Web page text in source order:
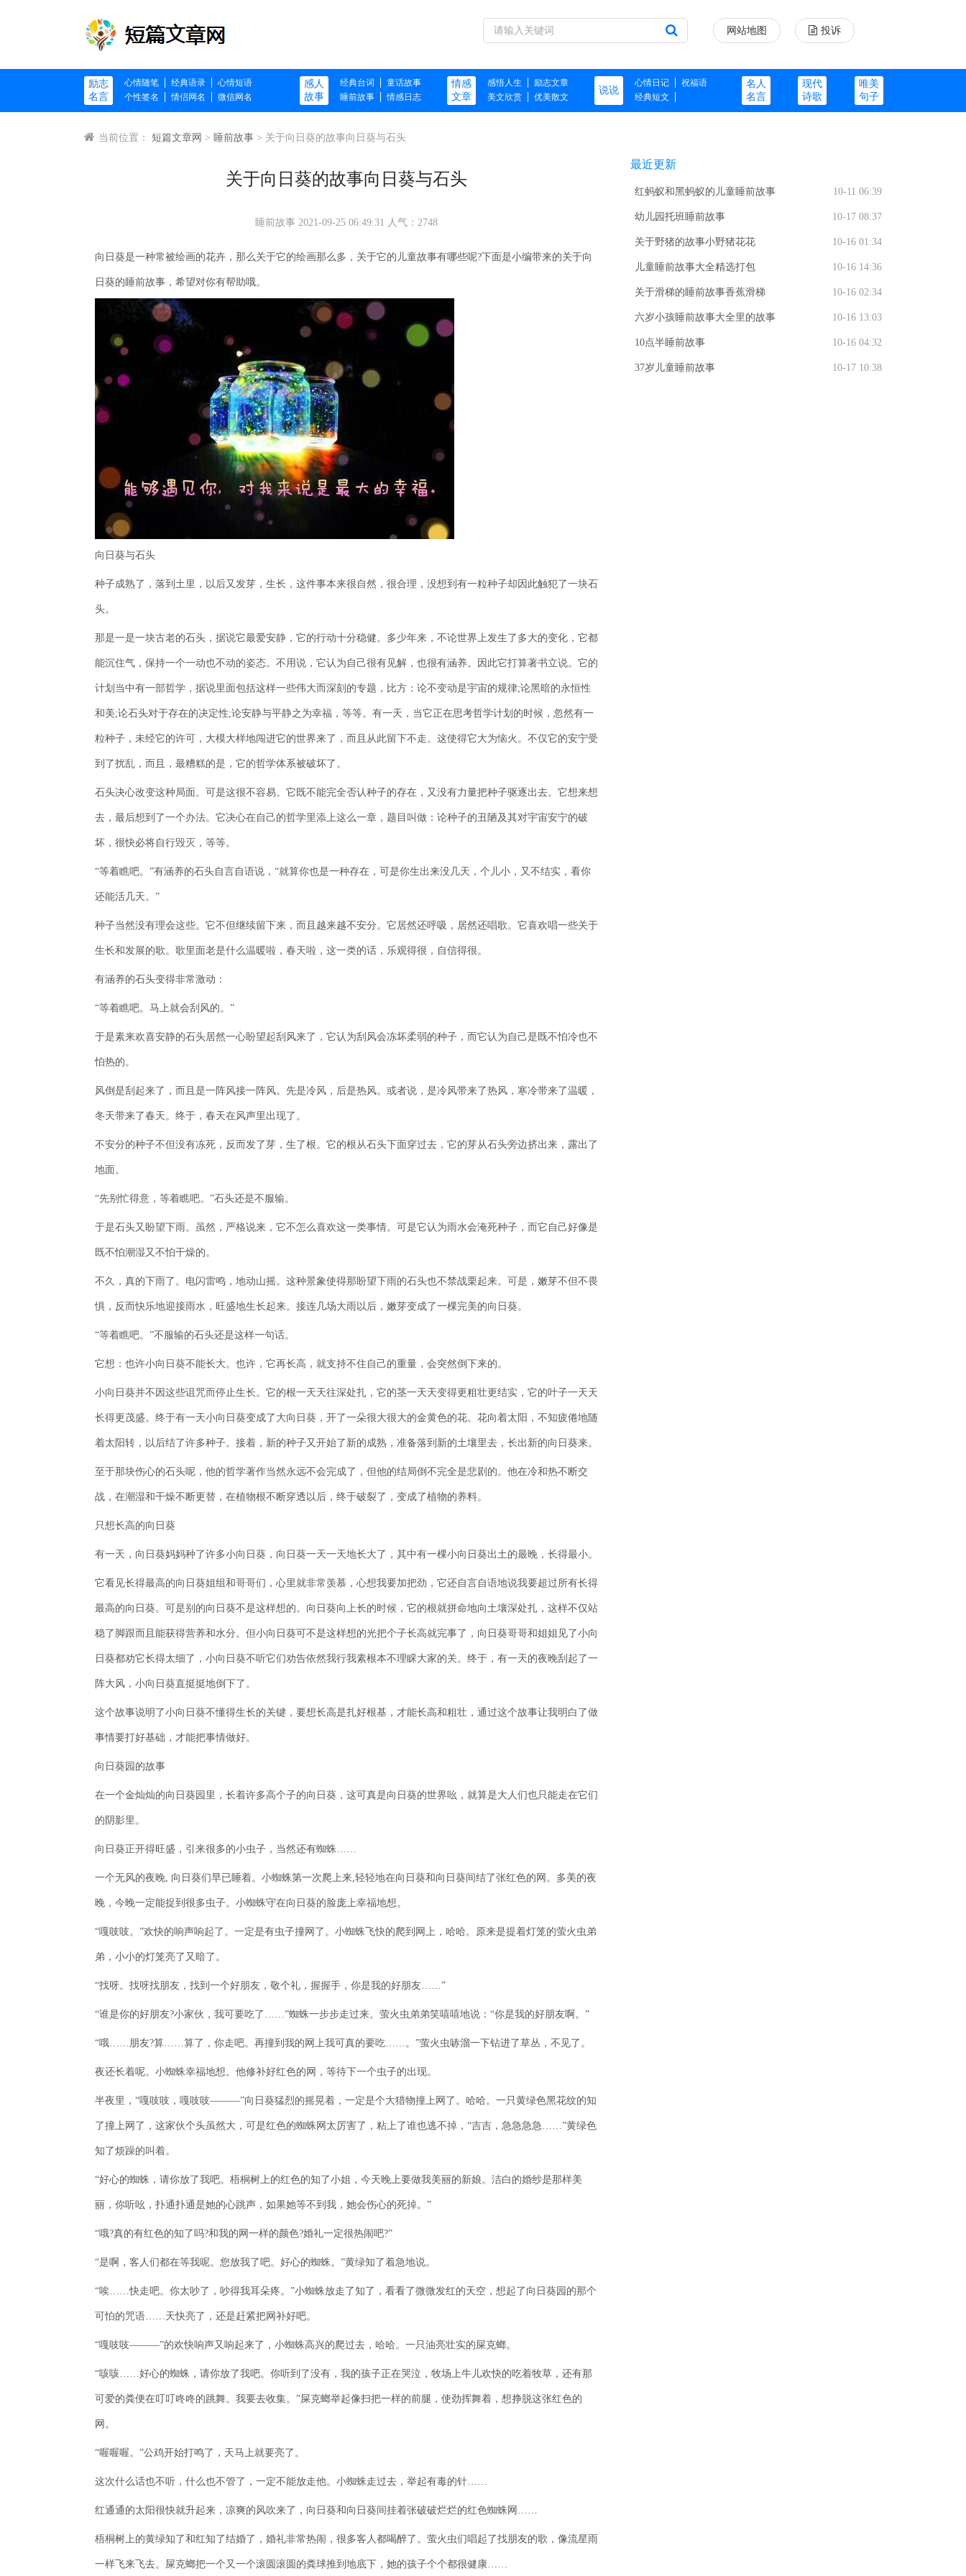
网站地图 投诉
励志
名言
心情随笔 经典语录
心情短语
个性签名
情侣网名 微信网名
感人
故事
经典台词
童话故事
睡前故事
情感日志
情感
文章
感悟人生
励志文章
美文欣赏
优美散文
说说
心情日记
祝福语
经典短文
名人
名言
现代
诗歌
唯美
句子
当前位置： 短篇文章网 > 睡前故事 > 关于向日葵的故事向日葵与石头
关于向日葵的故事向日葵与石头
睡前故事 2021-09-25 06:49:31 人气：2748
向日葵是一种常被绘画的花卉，那么关于它的绘画那么多，关于它的儿童故事有哪些呢?下面是小编带来的关于向
日葵的睡前故事，希望对你有帮助哦。
向日葵与石头
种子成熟了，落到土里，以后又发芽，生长，这件事本来很自然，很合理，没想到有一粒种子却因此触犯了一块石
头。
那是一是一块古老的石头，据说它最爱安静，它的行动十分稳健。多少年来，不论世界上发生了多大的变化，它都
能沉住气，保持一个一动也不动的姿态。不用说，它认为自己很有见解，也很有涵养。因此它打算著书立说。它的
计划当中有一部哲学，据说里面包括这样一些伟大而深刻的专题，比方：论不变动是宇宙的规律;论黑暗的永恒性
和美;论石头对于存在的决定性;论安静与平静之为幸福，等等。有一天，当它正在思考哲学计划的时候，忽然有一
粒种子，未经它的许可，大模大样地闯进它的世界来了，而且从此留下不走。这使得它大为恼火。不仅它的安宁受
到了扰乱，而且，最糟糕的是，它的哲学体系被破坏了。
石头决心改变这种局面。可是这很不容易。它既不能完全否认种子的存在，又没有力量把种子驱逐出去。它想来想
去，最后想到了一个办法。它决心在自己的哲学里添上这么一章，题目叫做：论种子的丑陋及其对宇宙安宁的破
坏，很快必将自行毁灭，等等。
“等着瞧吧。”有涵养的石头自言自语说，“就算你也是一种存在，可是你生出来没几天，个儿小，又不结实，看你
还能活几天。”
种子当然没有理会这些。它不但继续留下来，而且越来越不安分。它居然还呼吸，居然还唱歌。它喜欢唱一些关于
生长和发展的歌。歌里面老是什么温暖啦，春天啦，这一类的话，乐观得很，自信得很。
有涵养的石头变得非常激动：
“等着瞧吧。马上就会刮风的。”
于是素来欢喜安静的石头居然一心盼望起刮风来了，它认为刮风会冻坏柔弱的种子，而它认为自己是既不怕冷也不
怕热的。
风倒是刮起来了，而且是一阵风接一阵风。先是冷风，后是热风。或者说，是冷风带来了热风，寒冷带来了温暖，
冬天带来了春天。终于，春天在风声里出现了。
不安分的种子不但没有冻死，反而发了芽，生了根。它的根从石头下面穿过去，它的芽从石头旁边挤出来，露出了
地面。
“先别忙得意，等着瞧吧。”石头还是不服输。
于是石头又盼望下雨。虽然，严格说来，它不怎么喜欢这一类事情。可是它认为雨水会淹死种子，而它自己好像是
既不怕潮湿又不怕干燥的。
不久，真的下雨了。电闪雷鸣，地动山摇。这种景象使得那盼望下雨的石头也不禁战栗起来。可是，嫩芽不但不畏
惧，反而快乐地迎接雨水，旺盛地生长起来。接连几场大雨以后，嫩芽变成了一棵完美的向日葵。
“等着瞧吧。”不服输的石头还是这样一句话。
它想：也许小向日葵不能长大。也许，它再长高，就支持不住自己的重量，会突然倒下来的。
小向日葵并不因这些诅咒而停止生长。它的根一天天往深处扎，它的茎一天天变得更粗壮更结实，它的叶子一天天
长得更茂盛。终于有一天小向日葵变成了大向日葵，开了一朵很大很大的金黄色的花。花向着太阳，不知疲倦地随
着太阳转，以后结了许多种子。接着，新的种子又开始了新的成熟，准备落到新的土壤里去，长出新的向日葵来。
至于那块伤心的石头呢，他的哲学著作当然永远不会完成了，但他的结局倒不完全是悲剧的。他在冷和热不断交
战，在潮湿和干燥不断更替，在植物根不断穿透以后，终于破裂了，变成了植物的养料。
只想长高的向日葵
有一天，向日葵妈妈种了许多小向日葵，向日葵一天一天地长大了，其中有一棵小向日葵出土的最晚，长得最小。
它看见长得最高的向日葵姐组和哥哥们，心里就非常羡慕，心想我要加把劲，它还自言自语地说我要超过所有长得
最高的向日葵。可是别的向日葵不是这样想的。向日葵向上长的时候，它的根就拼命地向土壤深处扎，这样不仅站
稳了脚跟而且能获得营养和水分。但小向日葵可不是这样想的光把个子长高就完事了，向日葵哥哥和姐姐见了小向
日葵都劝它长得太细了，小向日葵不听它们劝告依然我行我素根本不理睬大家的关。终于，有一天的夜晚刮起了一
阵大风，小向日葵直挺挺地倒下了。
这个故事说明了小向日葵不懂得生长的关键，要想长高是扎好根基，才能长高和粗壮，通过这个故事让我明白了做
事情要打好基础，才能把事情做好。
向日葵园的故事
在一个金灿灿的向日葵园里，长着许多高个子的向日葵，这可真是向日葵的世界吆，就算是大人们也只能走在它们
的阴影里。
向日葵正开得旺盛，引来很多的小虫子，当然还有蜘蛛……
一个无风的夜晚, 向日葵们早已睡着。小蜘蛛第一次爬上来,轻轻地在向日葵和向日葵间结了张红色的网。多美的夜
晚，今晚一定能捉到很多虫子。小蜘蛛守在向日葵的脸庞上幸福地想。
“嘎吱吱。”欢快的响声响起了。一定是有虫子撞网了。小蜘蛛飞快的爬到网上，哈哈。原来是提着灯笼的萤火虫弟
弟，小小的灯笼亮了又暗了。
“找呀。找呀找朋友，找到一个好朋友，敬个礼，握握手，你是我的好朋友……”
“谁是你的好朋友?小家伙，我可要吃了……”蜘蛛一步步走过来。萤火虫弟弟笑嘻嘻地说：“你是我的好朋友啊。”
“哦……朋友?算……算了，你走吧。再撞到我的网上我可真的要吃……。”萤火虫哧溜一下钻进了草丛，不见了。
夜还长着呢。小蜘蛛幸福地想。他修补好红色的网，等待下一个虫子的出现。
半夜里，“嘎吱吱，嘎吱吱———”向日葵猛烈的摇晃着，一定是个大猎物撞上网了。哈哈。一只黄绿色黑花纹的知
了撞上网了，这家伙个头虽然大，可是红色的蜘蛛网太厉害了，粘上了谁也逃不掉，“吉吉，急急急急……”黄绿色
知了烦躁的叫着。
“好心的蜘蛛，请你放了我吧。梧桐树上的红色的知了小姐，今天晚上要做我美丽的新娘。洁白的婚纱是那样美
丽，你听吆，扑通扑通是她的心跳声，如果她等不到我，她会伤心的死掉。”
“哦?真的有红色的知了吗?和我的网一样的颜色?婚礼一定很热闹吧?”
“是啊，客人们都在等我呢。您放我了吧。好心的蜘蛛。”黄绿知了着急地说。
“唉……快走吧。你太吵了，吵得我耳朵疼。”小蜘蛛放走了知了，看看了微微发红的天空，想起了向日葵园的那个
可怕的咒语……天快亮了，还是赶紧把网补好吧。
“嘎吱吱———”的欢快响声又响起来了，小蜘蛛高兴的爬过去，哈哈。一只油亮壮实的屎克螂。
“咳咳……好心的蜘蛛，请你放了我吧。你听到了没有，我的孩子正在哭泣，牧场上牛儿欢快的吃着牧草，还有那
可爱的粪便在叮叮咚咚的跳舞。我要去收集。”屎克螂举起像扫把一样的前腿，使劲挥舞着，想挣脱这张红色的
网。
“喔喔喔。”公鸡开始打鸣了，天马上就要亮了。
这次什么话也不听，什么也不管了，一定不能放走他。小蜘蛛走过去，举起有毒的针……
红通通的太阳很快就升起来，凉爽的风吹来了，向日葵和向日葵间挂着张破破烂烂的红色蜘蛛网……
梧桐树上的黄绿知了和红知了结婚了，婚礼非常热闹，很多客人都喝醉了。萤火虫们唱起了找朋友的歌，像流星雨
一样飞来飞去。屎克螂把一个又一个滚圆滚圆的粪球推到地底下，她的孩子个个都很健康……
最近更新
红蚂蚁和黑蚂蚁的儿童睡前故事 10-11 06:39
幼儿园托班睡前故事 10-17 08:37
关于野猪的故事小野猪花花 10-16 01:34
儿童睡前故事大全精选打包 10-16 14:36
关于滑梯的睡前故事香蕉滑梯 10-16 02:34
六岁小孩睡前故事大全里的故事 10-16 13:03
10点半睡前故事 10-16 04:32
37岁儿童睡前故事 10-17 10:38